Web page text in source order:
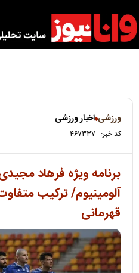
ورزشی اخبار ورزشی
کد خبر: ۴۶۷۳۳۷
برنامه ویژه فرهاد
آلومینیوم/ ترکیب
قهرمانی